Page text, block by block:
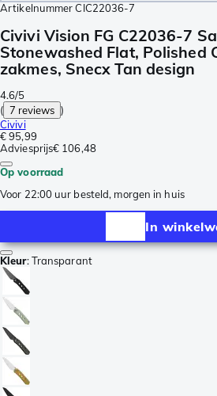
Artikelnummer CIC22036-7
Civivi Vision FG C22036-7
Stonewashed Flat, Polished
zakmes, Snecx Tan design
4.6/5
( 7 reviews )
Civivi
€ 95,99
Adviesprijs€ 106,48
Op voorraad
Voor 22:00 uur besteld, morgen in huis
In
Kleur:Transparant